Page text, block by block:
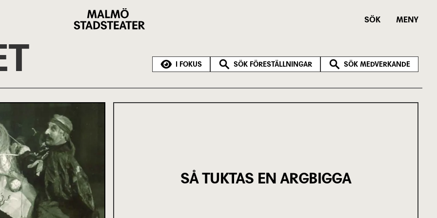
Stadsteater
SÖK MENY
I FOKUS SÖK FÖRESTÄLLNINGAR SÖK MEDVERKANDE
SÅ TUKTAS EN ARGBIGGA